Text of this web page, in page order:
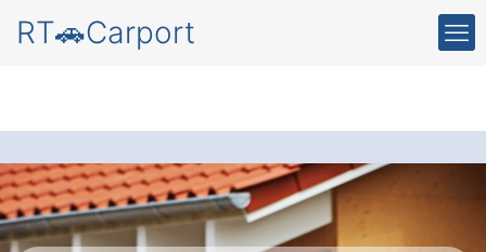
RT🚗Carport